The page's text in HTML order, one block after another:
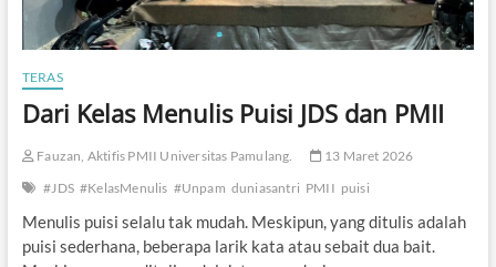
A
k
a
e
l
r
S
m
i
TERAS
Dari Kelas Menulis Puisi JDS dan PMII
Fauzan, Aktifis PMII Universitas Pamulang.
13 Maret 2026
#JDS #KelasMenulis #Unpam duniasantri PMII puisi
Menulis puisi selalu tak mudah. Meskipun, yang ditulis adalah
puisi sederhana, beberapa larik kata atau sebait dua bait.